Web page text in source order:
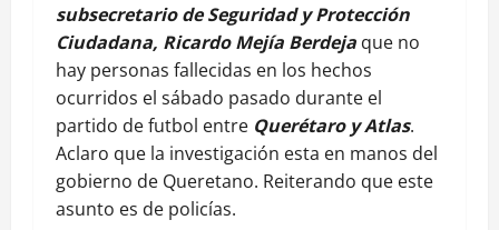
subsecretario de Seguridad y Protección
Ciudadana, Ricardo Mejía Berdeja que no
hay personas fallecidas en los hechos
ocurridos el sábado pasado durante el
partido de futbol entre Querétaro y Atlas.
Aclaro que la investigación esta en manos del
gobierno de Queretano. Reiterando que este
asunto es de policías.